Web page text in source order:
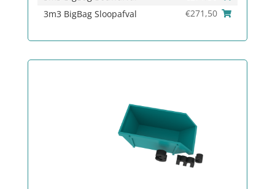
3m3 BigBag Sloopafval
€271,50